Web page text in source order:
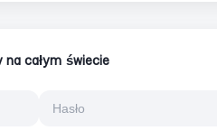
całym świecie